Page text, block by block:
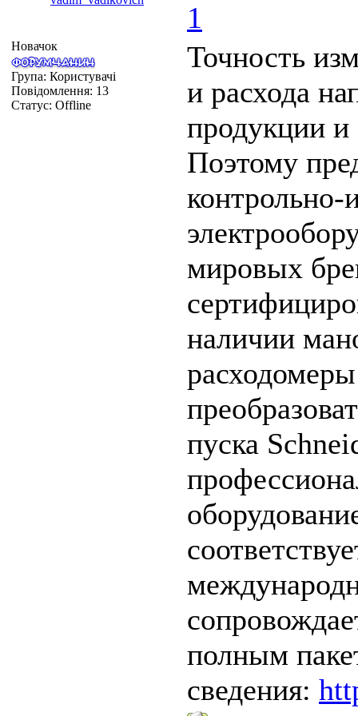
1
Новачок
Група: Користувачі
Повідомлення: 13
Статус: Offline
Точность
и расхода
продукции и
Поэтому
мировых
наличии
пуска
полным
сведения: